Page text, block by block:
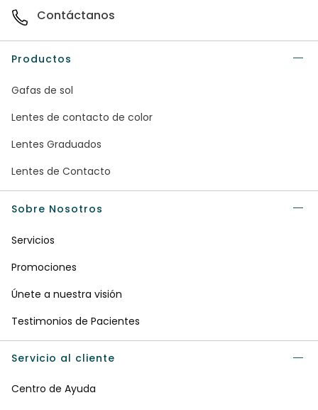
Contáctanos
Productos
Gafas de sol
Lentes de contacto de color
Lentes Graduados
Lentes de Contacto
Sobre Nosotros
Servicios
Promociones
Únete a nuestra visión
Testimonios de Pacientes
Servicio al cliente
Centro de Ayuda